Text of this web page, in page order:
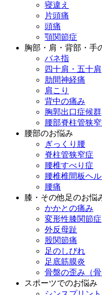
寝違え
片頭痛
頭痛
顎関節症
胸部・肩・背部・手
バネ指
四十肩・五十肩
肋間神経痛
肩こり
背中の痛み
胸郭出口症候群
腰部脊柱管狭
腰部のお悩み
ぎっくり腰
脊柱管狭窄症
腰椎すべり症
腰椎椎間板ヘ
腰痛
膝・その他足のお悩
かかとの痛み
変形性膝関節症
外反母趾
股関節痛
足のしびれ
足底筋膜炎
骨盤の歪み（
スポーツでのお悩み